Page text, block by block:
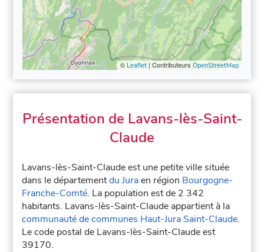
© Leaflet| Contributeurs OpenStreetMap
Présentation de Lavans-lès-Saint-
Claude
Lavans-lès-Saint-Claude est une petite ville située
dans le départementdu Juraen région Bourgogne-
Franche-Comté. La population est de 2 342
habitants. Lavans-lès-Saint-Claude appartient à la
communauté de communes Haut-Jura Saint-Claude.
Le code postal de Lavans-lès-Saint-Claude est
39170.